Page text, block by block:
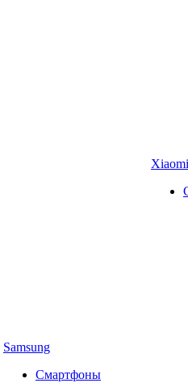
Samsung
Смартфоны
Xiaomi